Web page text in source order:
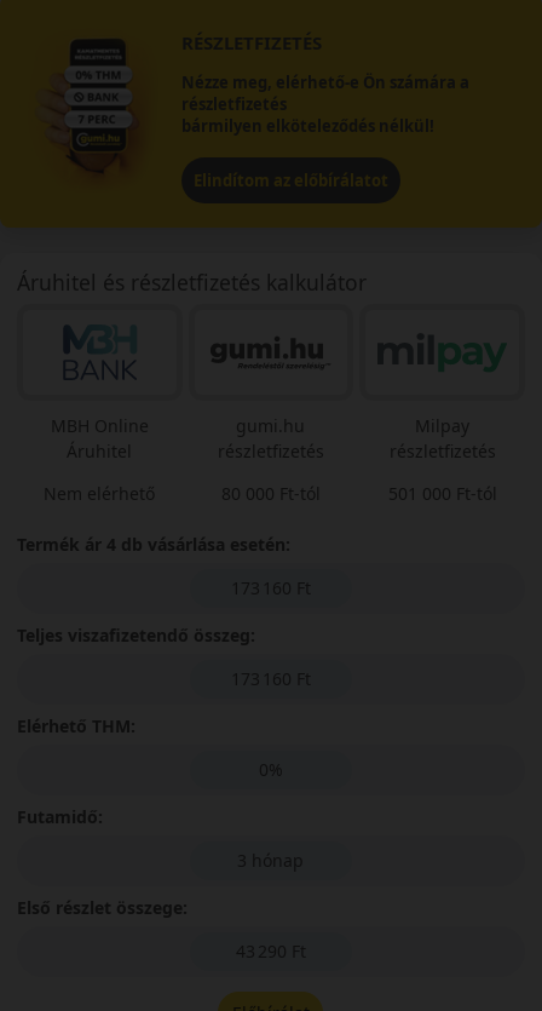
RÉSZLETFIZETÉS
Nézze meg, elérhető-e Ön számára a
részletfizetés
bármilyen elköteleződés nélkül!
Elindítom az előbírálatot
Áruhitel és részletfizetés kalkulátor
MBH Online
Áruhitel
Nem elérhető
gumi.hu
részletfizetés
80 000 Ft-tól
Milpay
részletfizetés
501 000 Ft-tól
Termék ár 4 db vásárlása esetén:
173 160 Ft
Teljes viszafizetendő összeg:
173 160 Ft
Elérhető THM:
0%
Futamidő:
3 hónap
Első részlet összege:
43 290 Ft